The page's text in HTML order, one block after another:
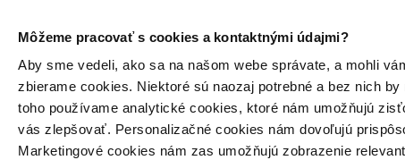
Môžeme pracovať s cookies a kontaktnými údajmi?
Aby sme vedeli, ako sa na našom webe správate, a mohli
zbierame cookies. Niektoré sú naozaj potrebné a bez nich
toho používame analytické cookies, ktoré nám umožňujú
vás zlepšovať. Personalizačné cookies nám dovoľujú
Marketingové cookies nám zas umožňujú zobrazenie
Poukážky Kontakt